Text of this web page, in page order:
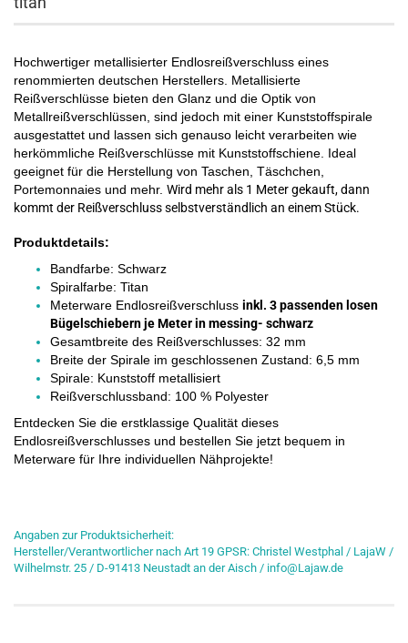
Hochwertiger metallisierter Endlosreißverschluss eines
renommierten deutschen Herstellers. Metallisierte
Reißverschlüsse bieten den Glanz und die Optik von
Metallreißverschlüssen, sind jedoch mit einer Kunststoffspirale
ausgestattet und lassen sich genauso leicht verarbeiten wie
herkömmliche Reißverschlüsse mit Kunststoffschiene. Ideal
geeignet für die Herstellung von Taschen, Täschchen,
Portemonnaies und mehr. Wird mehr als 1 Meter gekauft, dann
kommt der Reißverschluss selbstverständlich an einem Stück.
Produktdetails:
Bandfarbe: Schwarz
Spiralfarbe: Titan
Meterware Endlosreißverschluss inkl. 3 passenden losen
Bügelschiebern je Meterin messing- schwarz
Gesamtbreite des Reißverschlusses: 32 mm
Breite der Spirale im geschlossenen Zustand: 6,5 mm
Spirale: Kunststoff metallisiert
Reißverschlussband: 100 % Polyester
Entdecken Sie die erstklassige Qualität dieses
Endlosreißverschlusses und bestellen Sie jetzt bequem in
Meterware für Ihre individuellen Nähprojekte!
Angaben zur Produktsicherheit:
Hersteller/Verantwortlicher nach Art 19 GPSR: Christel Westphal / LajaW /
Wilhelmstr. 25 / D-91413 Neustadt an der Aisch / info@Lajaw.de